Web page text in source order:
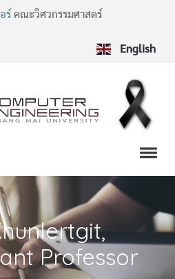
ร์ คณะวิศวกรรมศาสตร์
English
Professor